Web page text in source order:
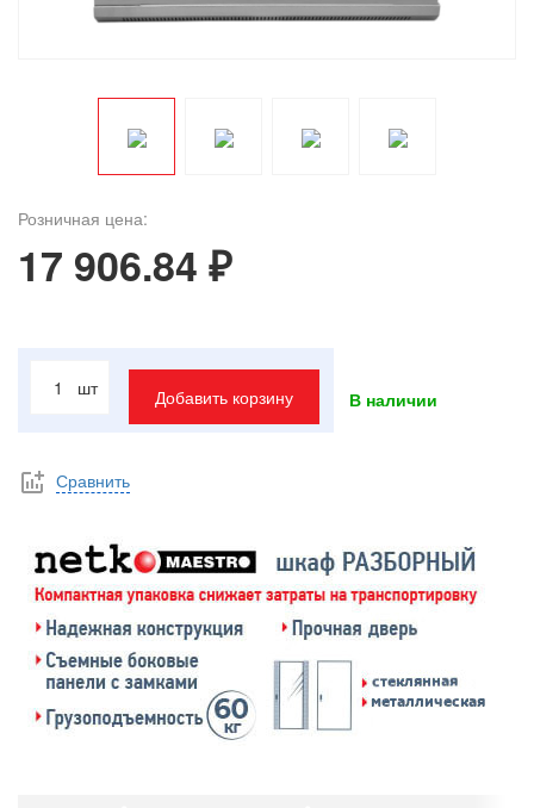
Розничная цена:
17 906.84 ₽
шт Добавить корзину В наличии
Сравнить